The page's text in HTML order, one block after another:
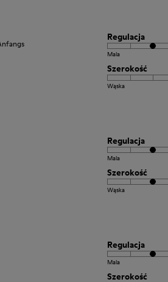
Regulacja
Mala
Szerokość
Wąska
Regulacja
Mala
Szerokość
Wąska
Regulacja
Mala
Szerokość